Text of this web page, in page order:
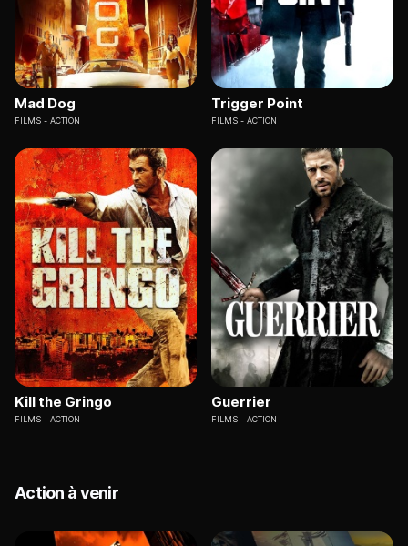
Mad Dog
FILMS ACTION
Trigger Point
FILMS ACTION
Kill the Gringo
FILMS ACTION
Guerrier
FILMS ACTION
Action à venir